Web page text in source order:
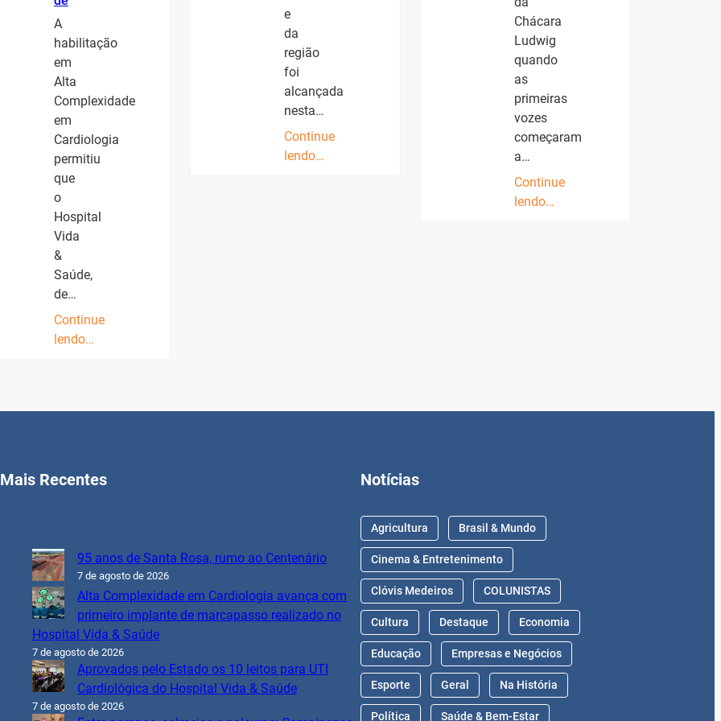
A
habilitação
em
Alta
Complexidade
em
Cardiologia
permitiu
que
o
Hospital
Vida
&
Saúde,
de…
Continue
lendo…
e
da
região
foi
alcançada
nesta…
Continue
lendo…
Chácara
Ludwig
quando
as
primeiras
vozes
começaram
a…
Continue
lendo…
Mais Recentes
95 anos de Santa Rosa, rumo ao Centenário
7 de agosto de 2026
Alta Complexidade em Cardiologia avança com
primeiro implante de marcapasso realizado no
Hospital Vida & Saúde
7 de agosto de 2026
Aprovados pelo Estado os 10 leitos para UTI
Cardiológica do Hospital Vida & Saúde
7 de agosto de 2026
Notícias
Agricultura Brasil & Mundo
Cinema & Entretenimento
Clóvis Medeiros COLUNISTAS
Cultura Destaque Economia
Educação Empresas e Negócios
Esporte Geral Na História
Política Saúde & Bem-Estar